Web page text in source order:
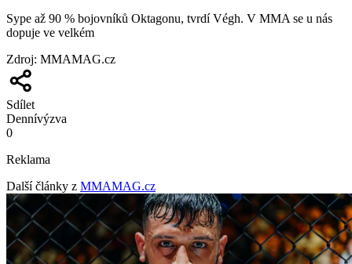
Sype až 90 % bojovníků Oktagonu, tvrdí Végh. V MMA se u nás
dopuje ve velkém
Zdroj: MMAMAG.cz
Sdílet
Dennívýzva
0
Reklama
Další články z MMAMAG.cz